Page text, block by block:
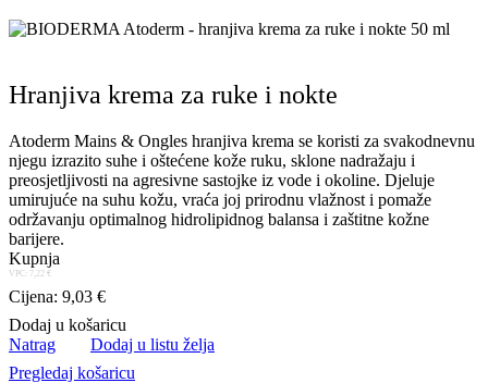
Hranjiva krema za ruke i nokte
Atoderm Mains & Ongles hranjiva krema se koristi za svakodnevnu
njegu izrazito suhe i oštećene kože ruku, sklone nadražaju i
preosjetljivosti na agresivne sastojke iz vode i okoline. Djeluje
umirujuće na suhu kožu, vraća joj prirodnu vlažnost i pomaže
održavanju optimalnog hidrolipidnog balansa i zaštitne kožne
barijere.
Kupnja
VPC: 7,22 €
Cijena: 9,03 €
Dodaj u košaricu
Natrag
Dodaj u listu želja
Pregledaj košaricu